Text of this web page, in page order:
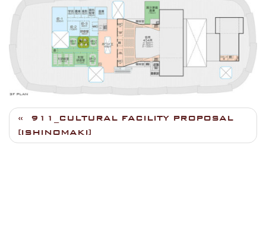
911_CULTURAL FACILITY PROPOSAL
[ISHINOMAKI]